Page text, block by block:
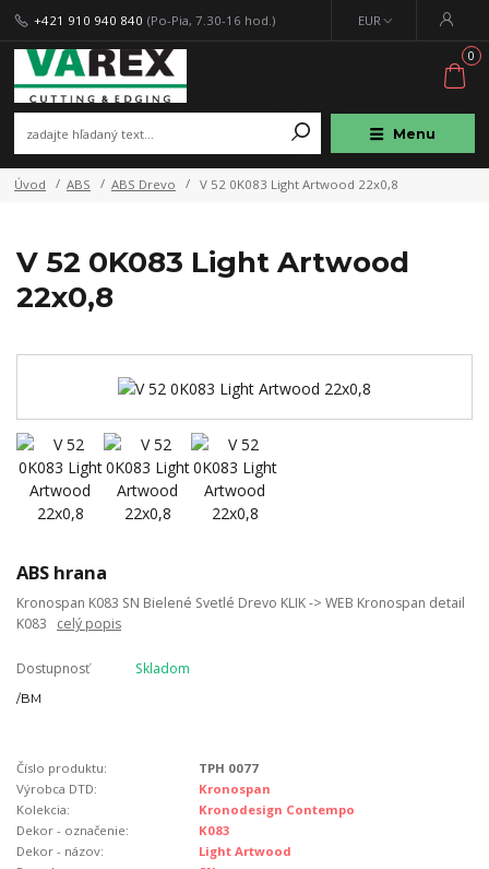
Menu
EUR
+421 910 940 840 (Po-Pia, 7.30-16 hod.)
0
Úvod ABS ABS Drevo V 52 0K083 Light Artwood 22x0,8
V 52 0K083 Light Artwood
22x0,8
ABS hrana
Kronospan K083 SN Bielené Svetlé Drevo KLIK -> WEB Kronospan detail
K083 celý popis
Dostupnosť Skladom
/BM
Číslo produktu:
TPH 0077
Výrobca DTD:
Kronospan
Kolekcia:
Kronodesign Contempo
Dekor - označenie:
K083
Dekor - názov:
Light Artwood